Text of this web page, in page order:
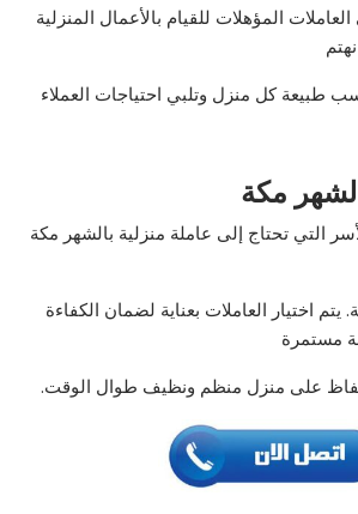
المؤهلات للقيام بالأعمال المنزلية
طبيعة كل منزل وتلبي احتياجات العملاء
مكة
التي تحتاج إلى عاملة منزلية بالشهر مكة
يتم اختيار العاملات بعناية لضمان الكفاءة
مستمرة
على منزل منظم ونظيف طوال الوقت.